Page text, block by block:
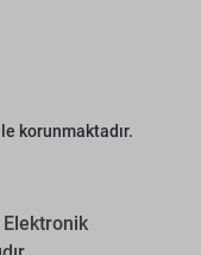
korunmaktadır.